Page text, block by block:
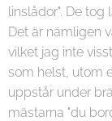
linslådor". De
Det är nämligen
vilket jag inte
som helst, utom
uppstår under
mästarna "du